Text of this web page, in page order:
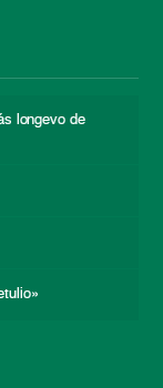
longevo de